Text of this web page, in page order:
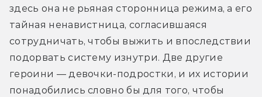
здесь она не рьяная сторонница режима, а его
тайная ненавистница, согласившаяся
сотрудничать, чтобы выжить и впоследствии
подорвать систему изнутри. Две другие
героини — девочки-подростки, и их истории
понадобились словно бы для того, чтобы